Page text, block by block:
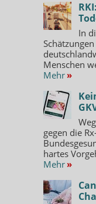
In
Menschen
Mehr »
gegen die
hartes
Mehr »